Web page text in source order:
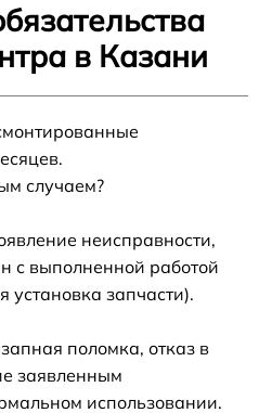
в Казани
случаем?
неисправности,
с выполненной работой
запчасти).
поломка, отказ в
заявленным
использовании.